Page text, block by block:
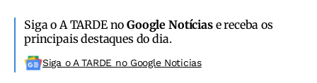
Siga o A TARDE noGoogle Notíciase receba os
principais destaques do dia.
Siga o A TARDE no Google Noticias